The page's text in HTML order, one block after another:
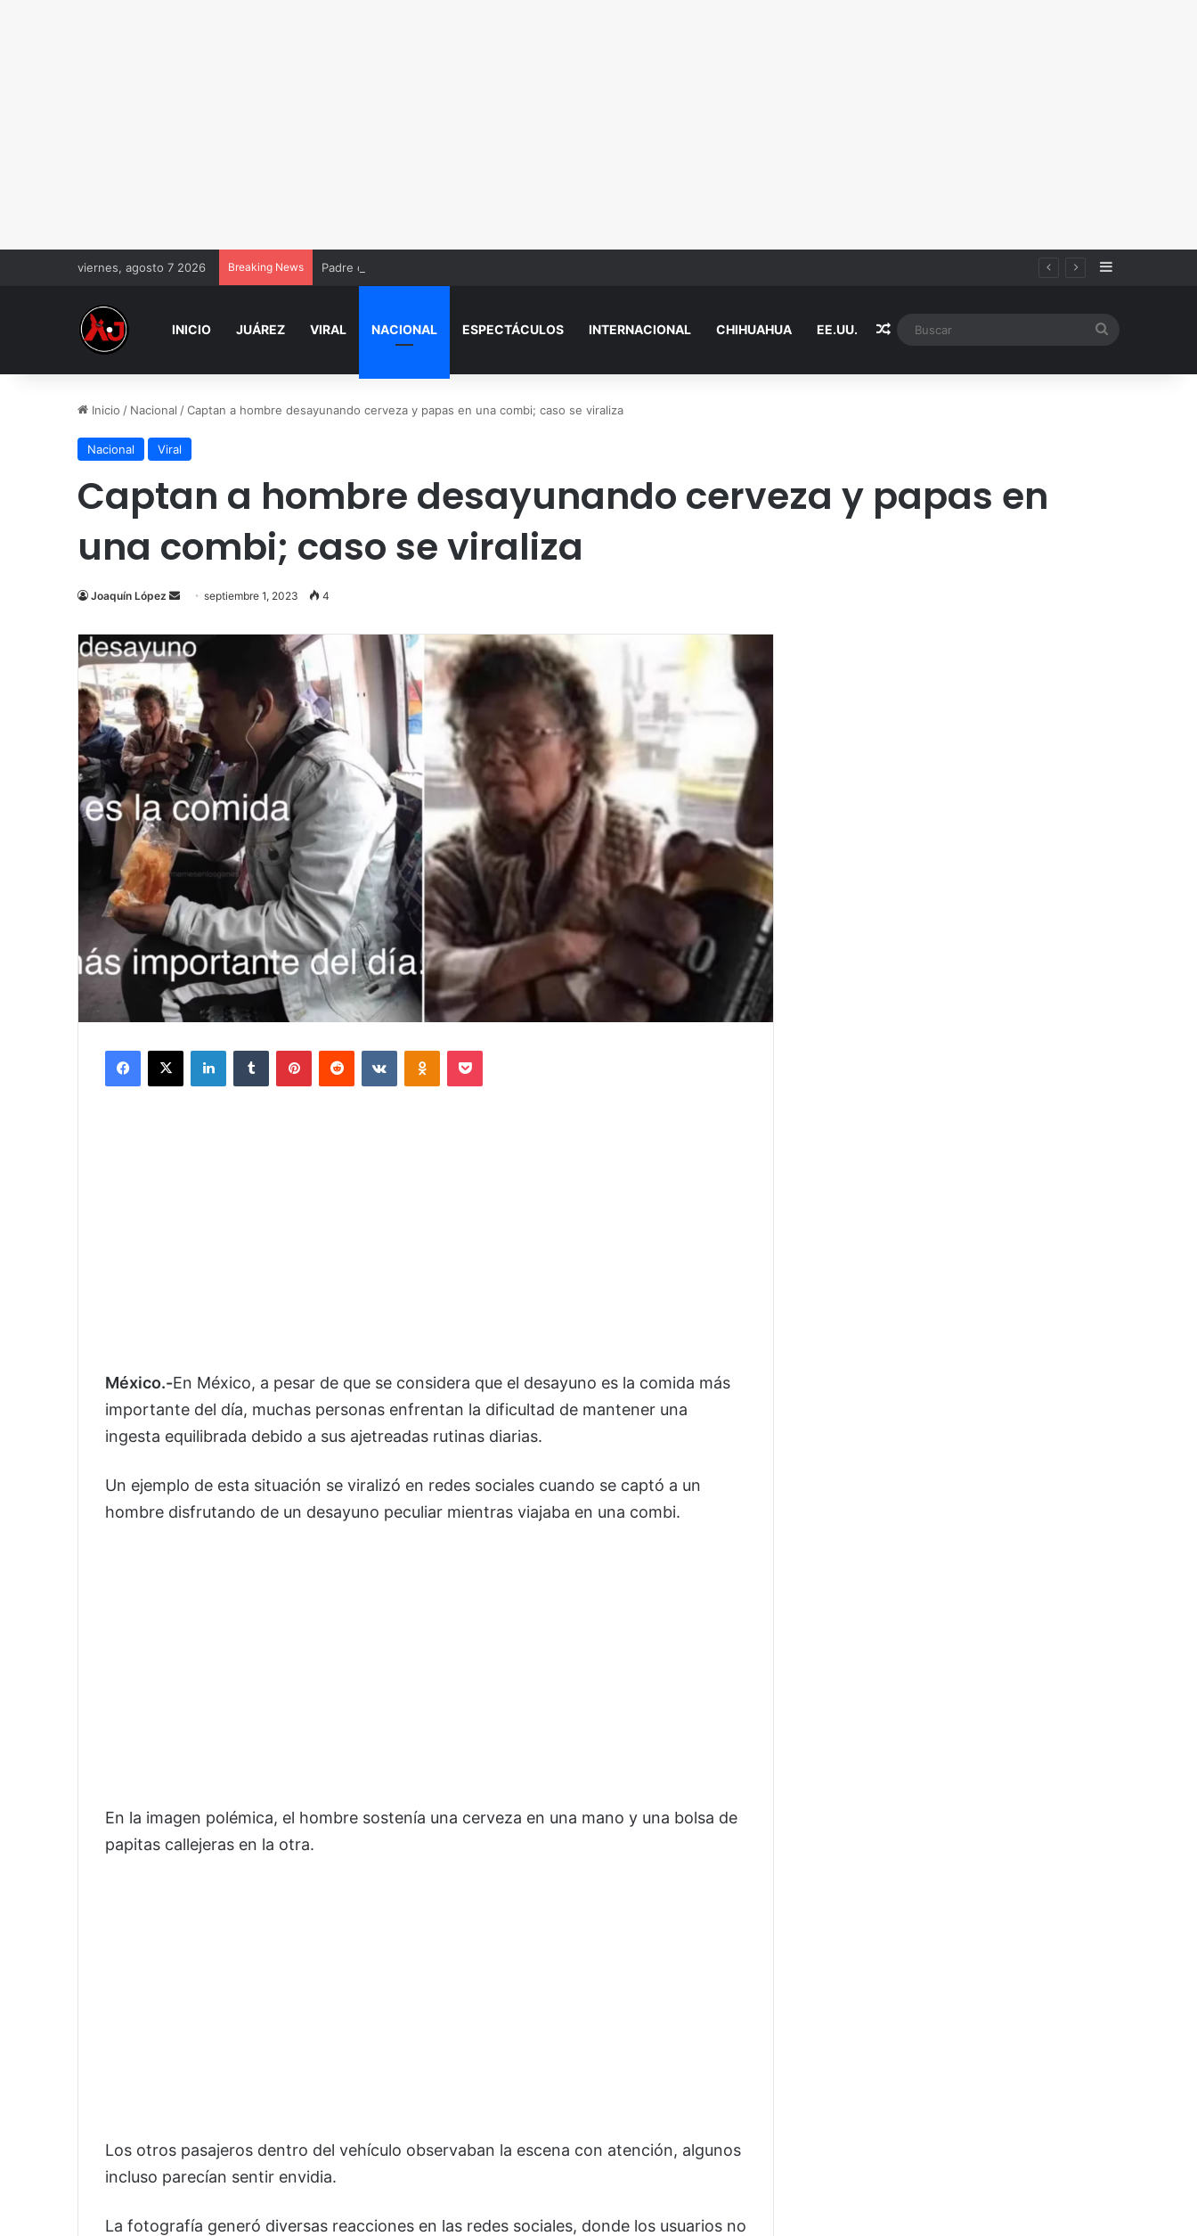
viernes, agosto 7 2026 Breaking News Padre de Dafne, joven víctima de f3min1cid1o en academia militarizada, enfrentará juicio acusado de haberla v10lad0 Sidebar
INICIO JUÁREZ VIRAL NACIONAL ESPECTÁCULOS INTERNACIONAL CHIHUAHUA EE.UU. Random Article
Inicio / Nacional /Captan a hombre desayunando cerveza y papas en una combi; caso se viraliza
Nacional Viral
Captan a hombre desayunando cerveza y papas en
una combi; caso se viraliza
Joaquín López
Send
email
septiembre 1, 2023 4
Facebook
X LinkedInTumblr PinterestReddit VKontakteOdnoklassniki
Pocket
México.-En México, a pesar de que se considera que el desayuno es la comida más
importante del día, muchas personas enfrentan la dificultad de mantener una
ingesta equilibrada debido a sus ajetreadas rutinas diarias.
Un ejemplo de esta situación se viralizó en redes sociales cuando se captó a un
hombre disfrutando de un desayuno peculiar mientras viajaba en una combi.
En la imagen polémica, el hombre sostenía una cerveza en una mano y una bolsa de
papitas callejeras en la otra.
Los otros pasajeros dentro del vehículo observaban la escena con atención, algunos
incluso parecían sentir envidia.
La fotografía generó diversas reacciones en las redes sociales, donde los usuarios no